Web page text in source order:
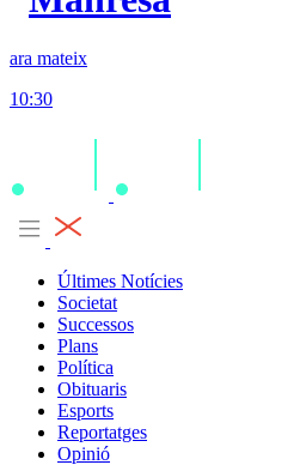
ara mateix
10:30
Últimes Notícies
Societat
Successos
Plans
Política
Obituaris
Esports
Reportatges
Opinió